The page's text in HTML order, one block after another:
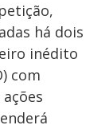
há dois
inédito
com